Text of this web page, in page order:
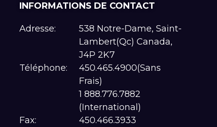
INFORMATIONS DE CONTACT
Adresse:
538 Notre-Dame, Saint-
Lambert(Qc) Canada,
J4P 2K7
Téléphone:
450.465.4900(Sans
Frais)
1 888.776.7882
(International)
Fax:
450.466.3933